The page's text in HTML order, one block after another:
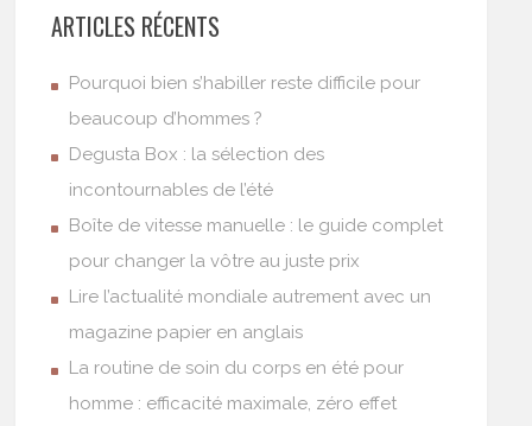
ARTICLES RÉCENTS
Pourquoi bien s’habiller reste difficile pour
beaucoup d’hommes ?
Degusta Box : la sélection des
incontournables de l’été
Boîte de vitesse manuelle : le guide complet
pour changer la vôtre au juste prix
Lire l’actualité mondiale autrement avec un
magazine papier en anglais
La routine de soin du corps en été pour
homme : efficacité maximale, zéro effet